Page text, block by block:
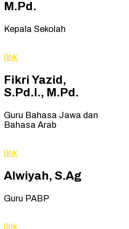
M.Pd.
Kepala Sekolah
lInk
Fikri Yazid,
S.Pd.I., M.Pd.
Guru Bahasa Jawa dan
Bahasa Arab
lInk
Alwiyah, S.Ag
Guru PABP
lInk